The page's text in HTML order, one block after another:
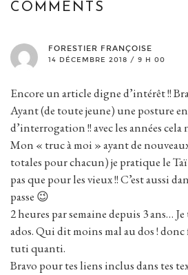
COMMENTS
FORESTIER FRANÇOISE
14 DÉCEMBRE 2018 / 9 H 00
Encore un article digne d’intérêt !!
Ayant (de toute jeune) une posture
d’interrogation !! avec les années cela
Mon « truc à moi » ayant de
totales pour chacun) je pratique le
pas que pour les vieux !! C’est aussi
passe 😉
2 heures par semaine depuis 3 ans…
ados. Qui dit moins mal au dos !
tuti quanti.
Bravo pour tes liens inclus dans tes